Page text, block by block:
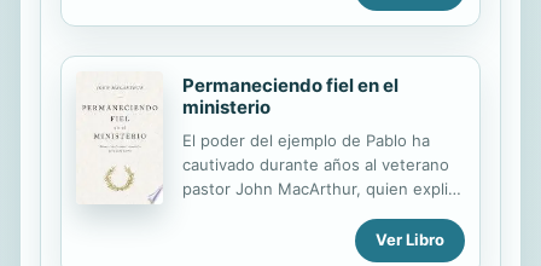
Palabra de Dios y por el Dios de la
commentaries of the New Testament
available now in Spanish. Ideal for
personal or group study and
teaching, these commentaries help
you better understand and apply
scripture. Published in English by
Permaneciendo fiel en el
ministerio
El poder del ejemplo de Pablo ha
cautivado durante años al veterano
pastor John MacArthur, quien explica
inquebrantables que contribuyen a
esa extraordinaria perseverancia. En
Ver Libro